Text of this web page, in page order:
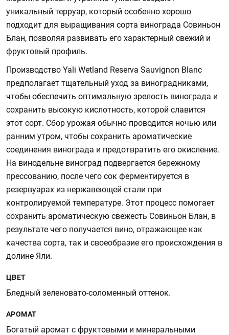
уникальный терруар, который особенно хорошо
подходит для выращивания сорта винограда Совиньон
Блан, позволяя развивать его характерный свежий и
фруктовый профиль.
Производство Yali Wetland Reserva Sauvignon Blanc
предполагает тщательный уход за виноградниками,
чтобы обеспечить оптимальную зрелость винограда и
сохранить высокую кислотность, которой славится
этот сорт. Сбор урожая обычно проводится ночью или
ранним утром, чтобы сохранить ароматические
соединения винограда и предотвратить его окисление.
На винодельне виноград подвергается бережному
прессованию, после чего сок ферментируется в
резервуарах из нержавеющей стали при
контролируемой температуре. Этот процесс помогает
сохранить ароматическую свежесть Совиньон Блан, в
результате чего получается вино, отражающее как
качества сорта, так и своеобразие его происхождения в
долине Яли.
ЦВЕТ
Бледный зеленовато-соломенный оттенок.
АРОМАТ
Богатый аромат с фруктовыми и минеральными